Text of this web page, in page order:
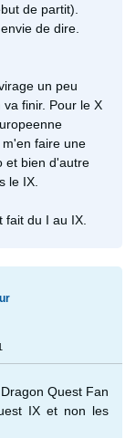
de partit).
de dire.
un peu
finir. Pour le X
faire une
et bien d'autre
le IX.
du I au IX.
Quest Fan
IX et non les